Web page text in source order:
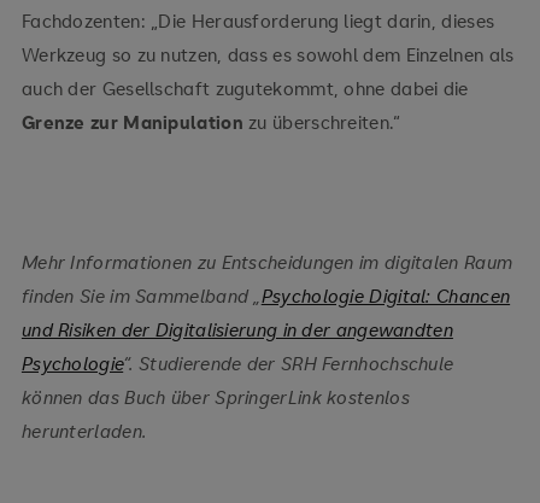
Fachdozenten: „Die Herausforderung liegt darin, dieses
Werkzeug so zu nutzen, dass es sowohl dem Einzelnen als
auch der Gesellschaft zugutekommt, ohne dabei die
Grenze zur Manipulation zu überschreiten.“
Mehr Informationen zu Entscheidungen im digitalen Raum
finden Sie im Sammelband „ Psychologie Digital: Chancen
und Risiken der Digitalisierung in der angewandten
Psychologie“. Studierende der SRH Fernhochschule
können das Buch über SpringerLink kostenlos
herunterladen.